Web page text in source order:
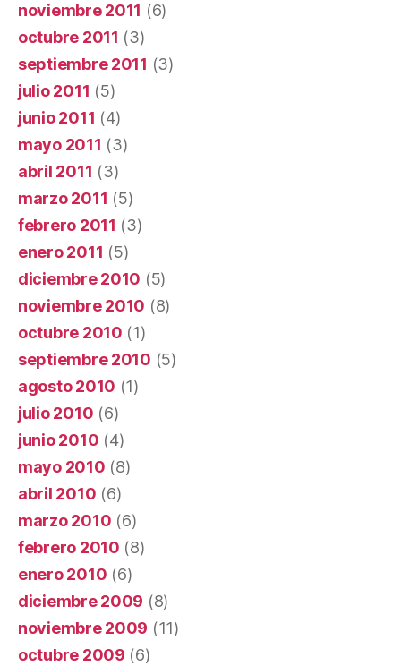
noviembre 2011 (6)
octubre 2011 (3)
septiembre 2011 (3)
julio 2011 (5)
junio 2011 (4)
mayo 2011 (3)
abril 2011 (3)
marzo 2011 (5)
febrero 2011 (3)
enero 2011 (5)
diciembre 2010 (5)
noviembre 2010 (8)
octubre 2010 (1)
septiembre 2010 (5)
agosto 2010 (1)
julio 2010 (6)
junio 2010 (4)
mayo 2010 (8)
abril 2010 (6)
marzo 2010 (6)
febrero 2010 (8)
enero 2010 (6)
diciembre 2009 (8)
noviembre 2009 (11)
octubre 2009 (6)